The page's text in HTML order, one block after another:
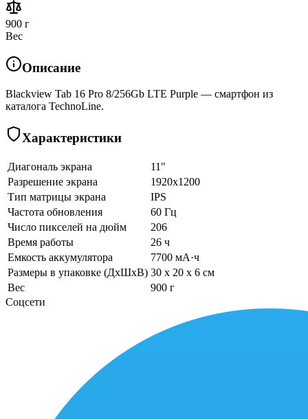
900 г
Вес
Описание
Blackview Tab 16 Pro 8/256Gb LTE Purple — смартфон из
каталога TechnoLine.
Характеристики
Диагональ экрана
11"
Разрешение экрана
1920x1200
Тип матрицы экрана
IPS
Частота обновления
60 Гц
Число пикселей на дюйм
206
Время работы
26 ч
Емкость аккумулятора
7700 мА·ч
Размеры в упаковке (ДхШхВ) 30 x 20 x 6 см
Вес
900 г
Соцсети